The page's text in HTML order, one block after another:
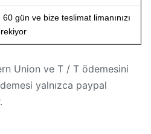
gün ve bize teslimat limanınızı
Union ve T / T ödemesini
yalnızca paypal